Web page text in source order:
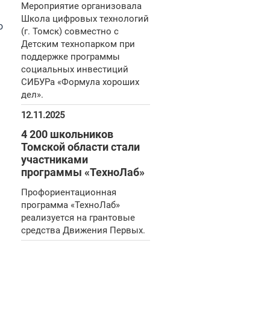
Мероприятие организовала
Школа цифровых технологий
(г. Томск) совместно с
Детским технопарком при
поддержке программы
социальных инвестиций
СИБУРа «Формула хороших
дел».
12.11.2025
4 200 школьников
Томской области стали
участниками
программы «ТехноЛаб»
Профориентационная
программа «ТехноЛаб»
реализуется на грантовые
средства Движения Первых.